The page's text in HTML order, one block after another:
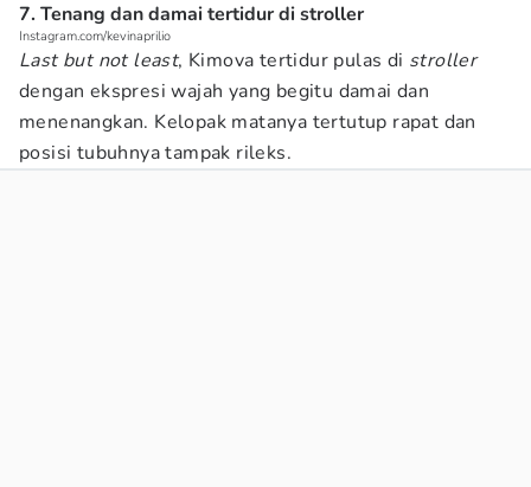
7. Tenang dan damai tertidur di stroller
Instagram.com/kevinaprilio
Last but not least, Kimova tertidur pulas di stroller
dengan ekspresi wajah yang begitu damai dan
menenangkan. Kelopak matanya tertutup rapat dan
posisi tubuhnya tampak rileks.